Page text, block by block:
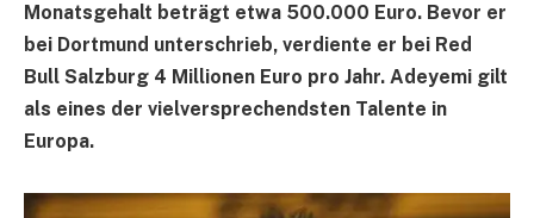
Monatsgehalt beträgt etwa 500.000 Euro. Bevor er
bei Dortmund unterschrieb, verdiente er bei Red
Bull Salzburg 4 Millionen Euro pro Jahr. Adeyemi gilt
als eines der vielversprechendsten Talente in
Europa.